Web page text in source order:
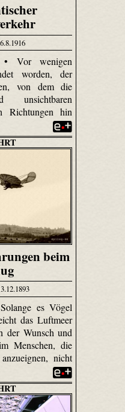
Vor wenigen
worden, der
von dem die
unsichtbaren
Richtungen hin
beim
es Vögel
das Luftmeer
der Wunsch und
Menschen, die
nicht